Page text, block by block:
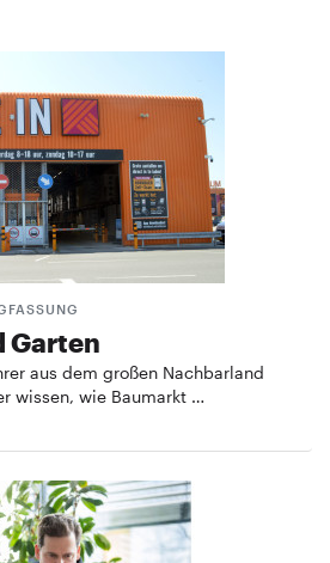
Garten
aus dem großen Nachbarland
wissen, wie Baumarkt …